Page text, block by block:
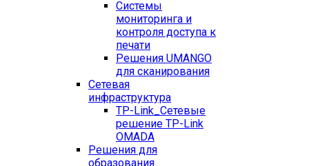
Системы
мониторинга и
контроля доступа к
печати
Решения UMANGO
для сканирования
Сетевая
инфраструктура
TP-Link_ Сетевые
решение TP-Link
OMADA
Решения для
образования